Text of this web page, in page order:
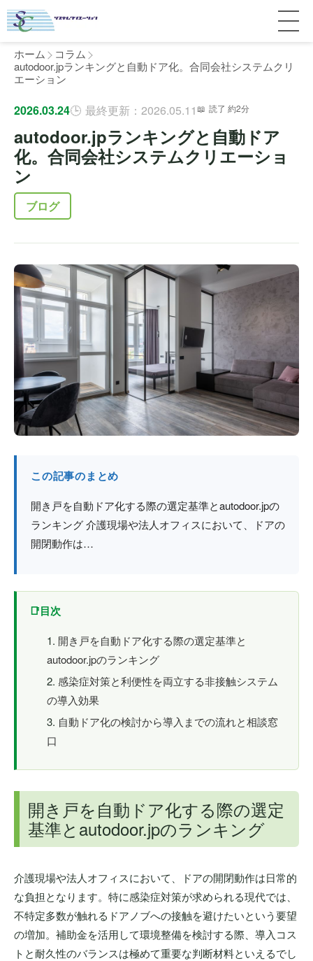
サービス紹介
料金
よくある質問
個人宅
介護・医療施設
ホテル
工場・倉庫
防火戸
東京
千葉
茨城
栃木
群馬
施工事例
完全ガイド
製品比較
用語集
コラム
最新情報
個人のお客様へ
法人のお客様へ
ホーム
コラム
autodoor.jpランキングと自動ドア化。合同会社システムクリ
エーション
2026.03.24 最終更新：2026.05.11 読了 約2分
autodoor.jpランキングと自動ドア
化。合同会社システムクリエーショ
ン
ブログ
この記事のまとめ
開き戸を自動ドア化する際の選定基準とautodoor.jpの
ランキング 介護現場や法人オフィスにおいて、ドアの
開閉動作は…
目次
開き戸を自動ドア化する際の選定基準と
autodoor.jpのランキング
感染症対策と利便性を両立する非接触システム
の導入効果
自動ドア化の検討から導入までの流れと相談窓
口
開き戸を自動ドア化する際の選定
基準とautodoor.jpのランキング
介護現場や法人オフィスにおいて、ドアの開閉動作は日常的
な負担となります。特に感染症対策が求められる現代では、
不特定多数が触れるドアノブへの接触を避けたいという要望
の増加。補助金を活用して環境整備を検討する際、導入コス
トと耐久性のバランスは極めて重要な判断材料といえるでし